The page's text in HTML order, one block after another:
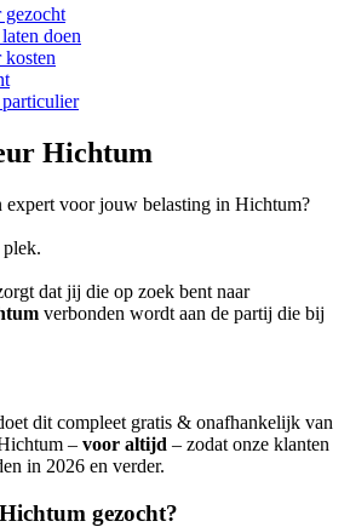
gezocht
doen
kosten
Hichtum
expert voor jouw belasting in Hichtum?
plek.
dat jij die op zoek bent naar
verbonden wordt aan de partij die bij
dit compleet gratis & onafhankelijk van
– voor altijd – zodat onze klanten
in 2026 en verder.
gezocht?